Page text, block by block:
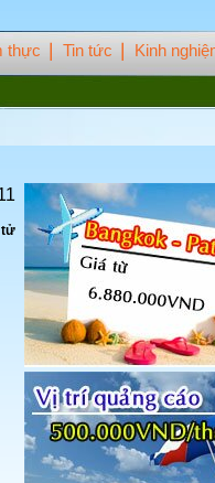
thực Tin tức Kinh
tử